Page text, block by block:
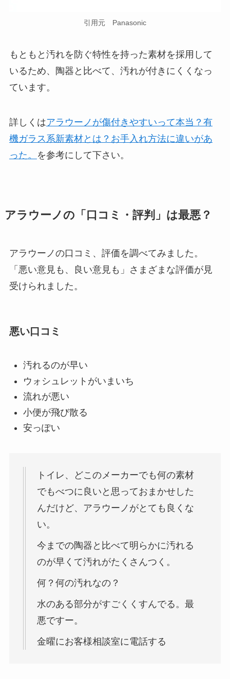
引用元 Panasonic
もともと汚れを防ぐ特性を持った素材を採用して
いるため、陶器と比べて、汚れが付きにくくなっ
ています。
詳しくはアラウーノが傷付きやすいって本当？有
機ガラス系新素材とは？お手入れ方法に違いがあ
った。
を参考にして下さい。
アラウーノの「口コミ・評判」は最悪？
アラウーノの口コミ、評価を調べてみました。
「悪い意見も、良い意見も」さまざまな評価が見
受けられました。
悪い口コミ
汚れるのが早い
ウォシュレットがいまいち
流れが悪い
小便が飛び散る
安っぽい
トイレ、どこのメーカーでも何の素材
でもべつに良いと思っておまかせした
んだけど、アラウーノがとても良くな
い。
今までの陶器と比べて明らかに汚れる
のが早くて汚れがたくさんつく。
何？何の汚れなの？
水のある部分がすごくくすんでる。最
悪ですー。
金曜にお客様相談室に電話する